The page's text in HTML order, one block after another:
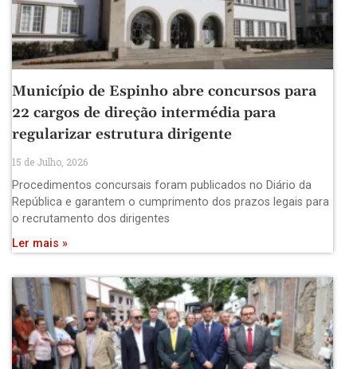
Município de Espinho abre concursos para
22 cargos de direção intermédia para
regularizar estrutura dirigente
15 de Julho, 2026
Procedimentos concursais foram publicados no Diário da
República e garantem o cumprimento dos prazos legais para
o recrutamento dos dirigentes
Ler mais »